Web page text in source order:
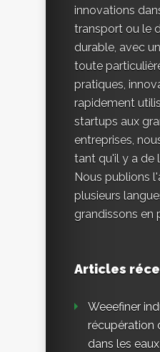
innovations
transport ou le
durable, avec
toute
pratiques,
rapidement
startups aux
entreprises,
tant qu'il y a de
Nous publions
plusieurs
grandissons en
Articles
Weeefiner
récupération
dans les